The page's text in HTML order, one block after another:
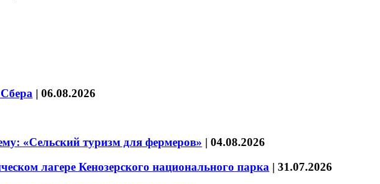
| 06.08.2026
«Сельский туризм для фермеров» | 04.08.2026
лагере Кенозерского национального парка | 31.07.2026